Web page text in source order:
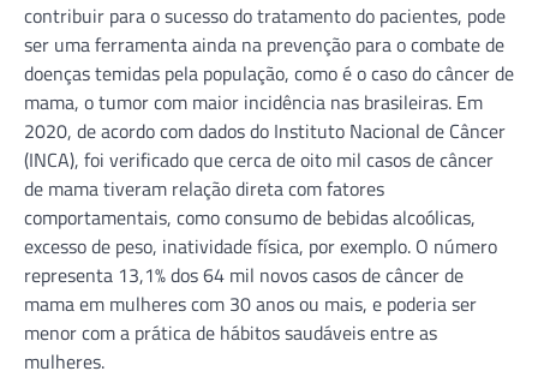
contribuir para o sucesso do tratamento do pacientes, pode
ser uma ferramenta ainda na prevenção para o combate de
doenças temidas pela população, como é o caso do câncer de
mama, o tumor com maior incidência nas brasileiras. Em
2020, de acordo com dados do Instituto Nacional de Câncer
(INCA), foi verificado que cerca de oito mil casos de câncer
de mama tiveram relação direta com fatores
comportamentais, como consumo de bebidas alcoólicas,
excesso de peso, inatividade física, por exemplo. O número
representa 13,1% dos 64 mil novos casos de câncer de
mama em mulheres com 30 anos ou mais, e poderia ser
menor com a prática de hábitos saudáveis entre as
mulheres.